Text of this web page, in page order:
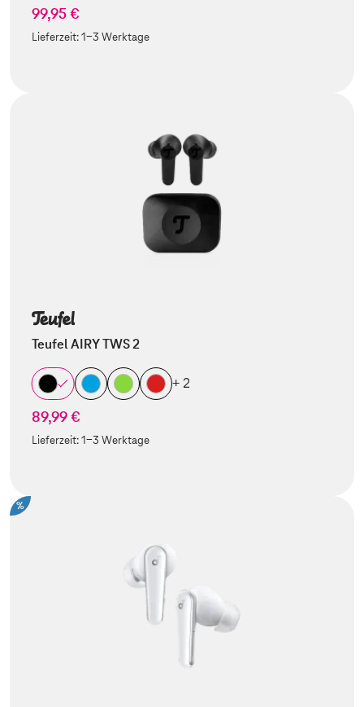
99,95 €
Lieferzeit:1-3 Werktage
Teufel AIRY TWS 2
+ 2
89,99 €
Lieferzeit:1-3 Werktage
%